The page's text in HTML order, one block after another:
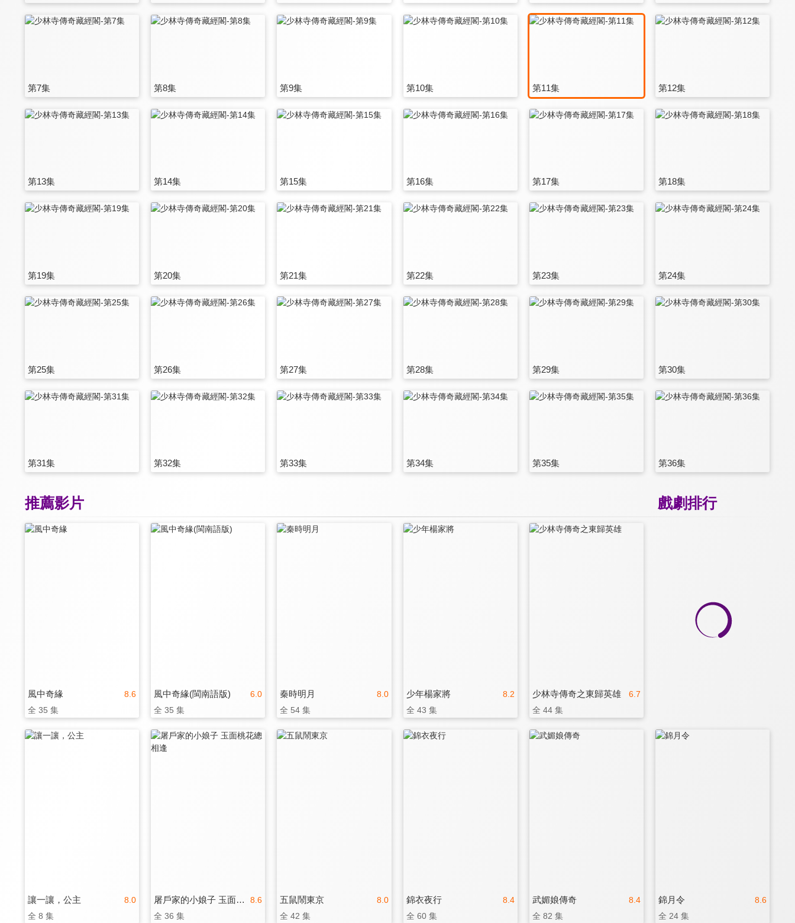
第7集 第8集 第9集 第10集 第11集 第12集
第13集 第14集 第15集 第16集 第17集 第18集
第19集 第20集 第21集 第22集 第23集 第24集
第25集 第26集 第27集 第28集 第29集 第30集
第31集 第32集 第33集 第34集 第35集 第36集
戲劇排行
推薦影片
8.6
風中奇緣
全 35 集
6.0
風中奇緣(閩南語版)
全 35 集
8.0
秦時明月
全 54 集
8.2
少年楊家將
全 43 集
6.7
少林寺傳奇之東歸英雄
全 44 集
8.0
讓一讓，公主
全 8 集
8.6
屠戶家的小娘子 玉面桃花總相逢
全 36 集
8.0
五鼠鬧東京
全 42 集
8.4
錦衣夜行
全 60 集
8.4
武媚娘傳奇
全 82 集
8.6
錦月令
全 24 集